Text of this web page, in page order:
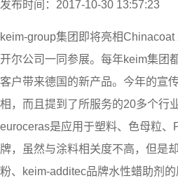
发布时间：2017-10-30 13:57:23
keim-group集团即将亮相
开尔公司一同参展。每年keim集团
客户带来德国的新产品。今年的宣
相，而且提到了所服务的20多个行
euroceras是应用于塑料、色母粒、
牌，虽然与涂料相关度不高，但是
粉、keim-additec品牌水性蜡助剂